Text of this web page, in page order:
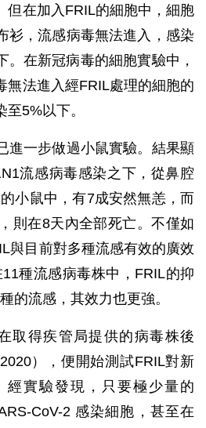
但在加入FRIL的細胞中，細胞
衫，流感病毒無法進入，感染
。在新冠病毒的細胞實驗中，
無法進入經FRIL處理的細胞的
5%以下。
進一步做過小鼠實驗。結果顯
流感病毒感染之下，從鼻腔
小鼠中，有7成安然無恙，而
則在8天內全部死亡。不僅如
與目前對多種流感有效的廣效
種流感病毒株中，FRIL的抑
的流感，其效力也更強。
取得疾管局提供的病毒株後
2020），便開始測試FRIL對新
經實驗發現，只要極少量的
CoV-2 感染細胞，甚至在